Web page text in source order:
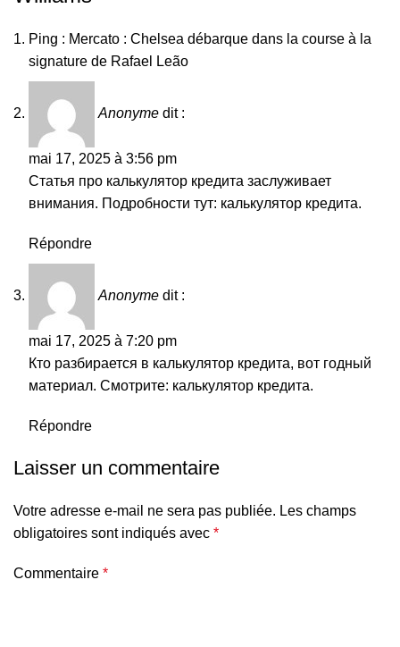
Ping : Mercato : Chelsea débarque dans la course à la
signature de Rafael Leão
Anonyme dit :
mai 17, 2025 à 3:56 pm
Статья про калькулятор кредита заслуживает
внимания. Подробности тут: калькулятор кредита.
Répondre
Anonyme dit :
mai 17, 2025 à 7:20 pm
Кто разбирается в калькулятор кредита, вот годный
материал. Смотрите: калькулятор кредита.
Répondre
Laisser un commentaire
Votre adresse e-mail ne sera pas publiée. Les champs
obligatoires sont indiqués avec *
Commentaire *